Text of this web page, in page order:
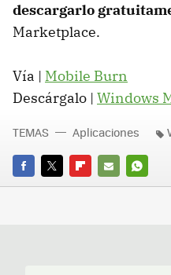
descargarlo
Marketplace.
Vía | Mobile Burn
Descárgalo | Windows
FACEBOOK
TWITTERFLIPBOARD
E-
TEMAS Aplicaciones